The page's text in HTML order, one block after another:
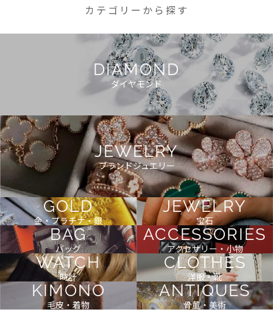
カテゴリーから探す
DIAMOND
ダイヤモンド
JEWELRY
ブランドジュエリー
GOLD
金・プラチナ・銀
JEWELRY
宝石
BAG
バッグ
ACCESSORIES
アクセサリー・小物
WATCH
時計
CLOTHES
洋服・靴
KIMONO
毛皮・着物
ANTIQUES
骨董・美術